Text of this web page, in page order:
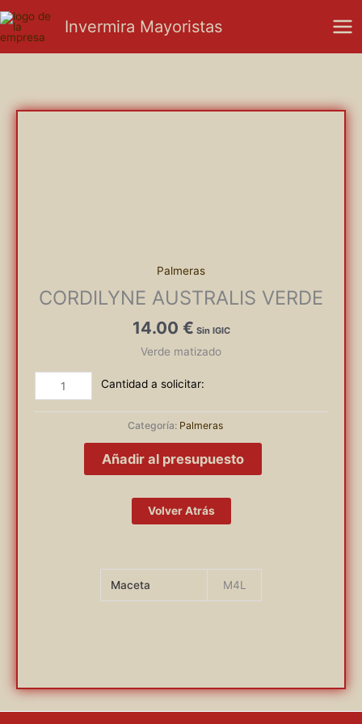
al
contenido
Invermira Mayoristas
Palmeras
CORDILYNE AUSTRALIS VERDE
14.00 €
Verde matizado
CORDILYNE
AUSTRALIS
VERDE
Categoría: Palmeras
Añadir al presupuesto
Volver Atrás
Maceta M4L